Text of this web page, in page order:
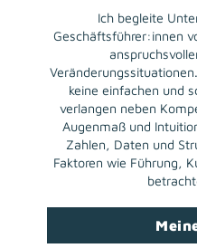
Ich begleite
Geschäftsführer:innen
keine einfachen und
verlangen neben
Augenmaß und
Zahlen, Daten und
Faktoren wie Führung,